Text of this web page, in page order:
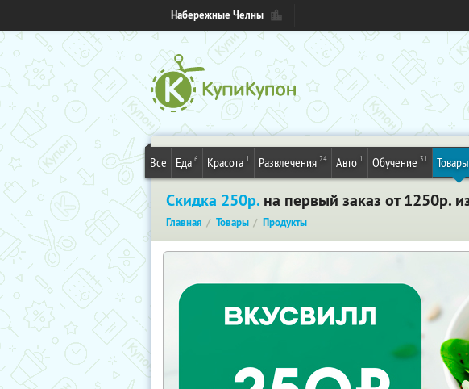
Набережные Челны
Все Еда 6 Красота 1 Развлечения 24 Авто 1 Обучение 31 Товары
Скидка 250р. на первый заказ от 1250р.
Главная Товары Продукты